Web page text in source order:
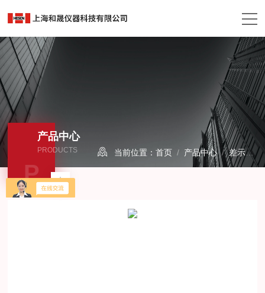
产品中心
PRODUCTS
P
当前位置：首页 / 产品中心/差示扫描量热仪